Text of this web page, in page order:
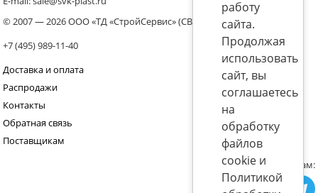
© 2007 — 2026 ООО «ТД «СтройСервис» (СВК)
+7 (495) 989-11-40
Доставка и оплата
Распродажи
Контакты
Обратная связь
Поставщикам
Присоединяйтесь к нам:
работу
сайта.
Продолжая
использовать
сайт, вы
соглашаетесь
на
обработку
файлов
cookie и
Политикой